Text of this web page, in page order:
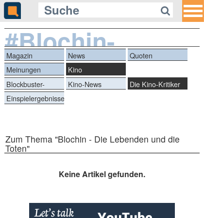
#Blochin-
Magazin News
Quoten
Meinungen
Kino
Blockbuster-
Battle
Kino-News
Die Kino-Kritiker
Einspielergebnisse
Zum Thema "Blochin - Die Lebenden und die
Toten"
Keine Artikel gefunden.